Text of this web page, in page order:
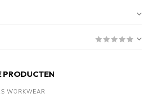
PRODUCTEN
WORKWEAR